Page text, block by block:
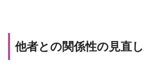
他者との関係性の見直し